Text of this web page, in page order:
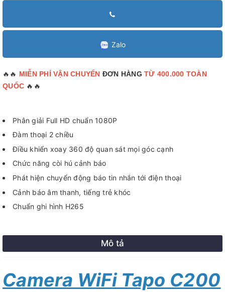
Zalo
🔥🔥 MIỄN PHÍ VẬN CHUYỂN ĐƠN HÀNG TỪ 400.000 TOÀN
QUỐC 🔥🔥
Phân giải Full HD chuẩn 1080P
Đàm thoại 2 chiều
Điều khiển xoay 360 độ quan sát mọi góc cạnh
Chức năng còi hú cảnh báo
Phát hiện chuyển động báo tin nhắn tới điện thoại
Cảnh báo âm thanh, tiếng trẻ khóc
Chuẩn ghi hình H265
Mô tả
Camera WiFi Tapo C200